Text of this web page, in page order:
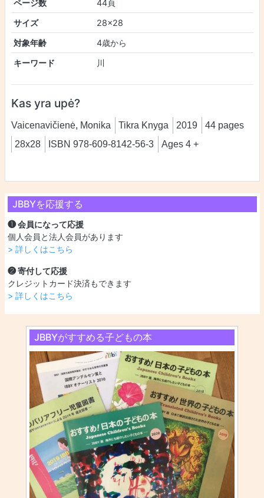
JBBYを応援する
❶ 会員になって応援
個人会員と法人会員があります
> 詳しくはこちら
❷ 寄付して応援
クレジットカード決済もできます
> 詳しくはこちら
JBBYがすすめる子どもの本
ページ数
44頁
サイズ
28x28
対象年齢
4歳から
キーワード
川
Kas yra upė?
Vaicenavičienė, Monika Tikra Knyga 2019
44 pages
28x28
ISBN 978-609-8142-56-3 Ages 4 +